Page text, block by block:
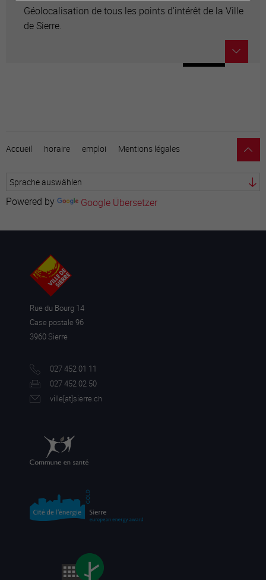
Géolocalisation de tous les points d'intérêt de la Ville
de Sierre.
Accueil horaire emploi Mentions légales
Powered by Google Übersetzer
Rue du Bourg 14
Case postale 96
3960 Sierre
027 452 01 11
027 452 02 50
ville[at]sierre.ch